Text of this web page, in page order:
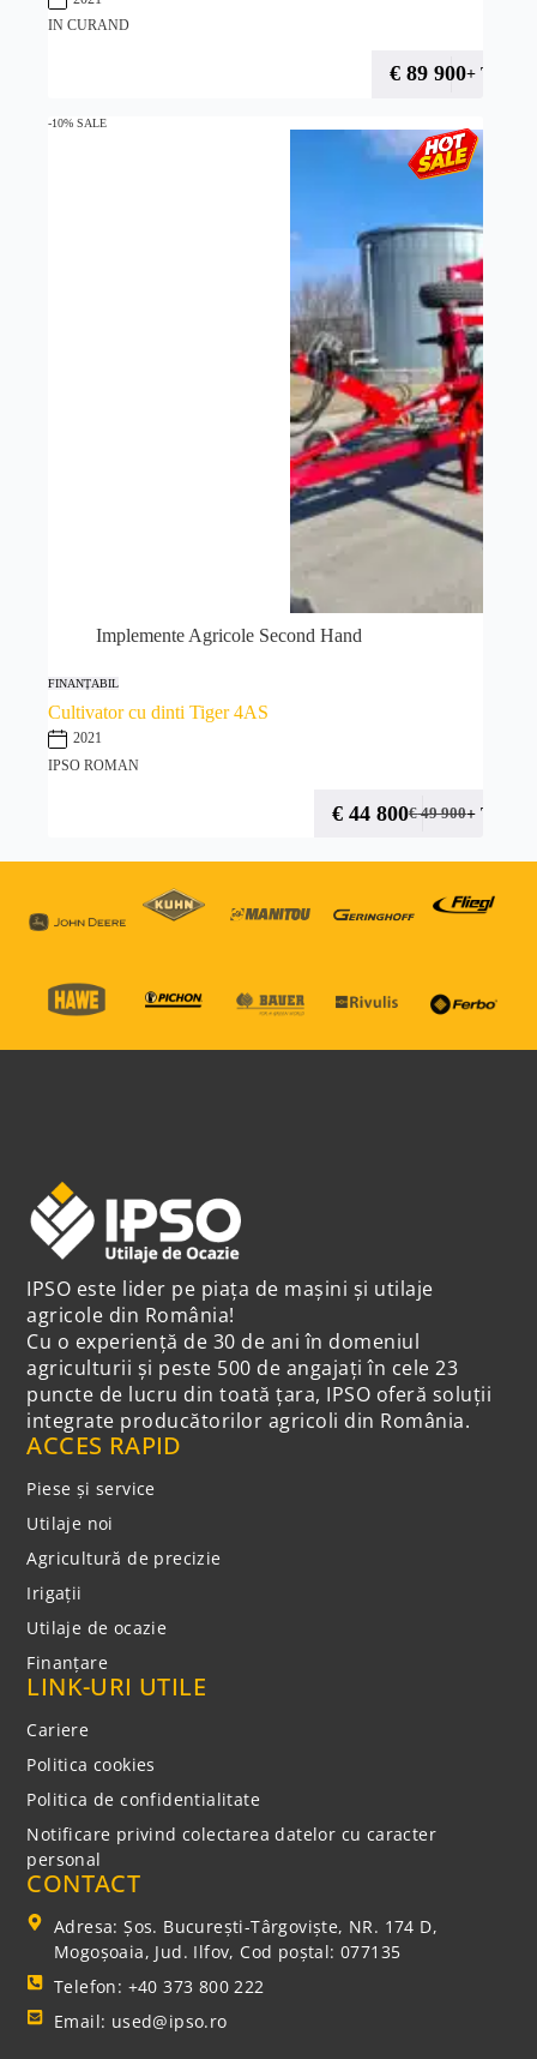
IN CURAND
€ 89 900+ TVA
-10% SALE
Implemente Agricole Second Hand
FINANȚABIL
Cultivator cu dinti Tiger 4AS
2021
IPSO ROMAN
€49 900
€ 44 800 + TVA
IPSO este lider pe piața de mașini și utilaje
agricole din România!
Cu o experiență de 30 de ani în domeniul
agriculturii și peste 500 de angajați în cele 23
puncte de lucru din toată țara, IPSO oferă soluții
integrate producătorilor agricoli din România.
ACCES RAPID
Piese și service
Utilaje noi
Agricultură de precizie
Irigații
Utilaje de ocazie
Finanțare
LINK-URI UTILE
Cariere
Politica cookies
Politica de confidentialitate
Notificare privind colectarea datelor cu caracter
personal
CONTACT
Adresa: Şos. Bucureşti-Târgovişte, NR. 174 D,
Mogoşoaia, Jud. Ilfov, Cod poștal: 077135
Telefon: +40 373 800 222
Email: used@ipso.ro